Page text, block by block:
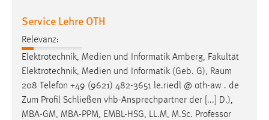
Service Lehre OTH
Relevanz:
Elektrotechnik, Medien und Informatik Amberg, Fakultät
Elektrotechnik, Medien und Informatik (Geb. G), Raum
208 Telefon +49 (9621) 482-3651 le.riedl @ oth-aw . de
Zum Profil Schließen vhb-Ansprechpartner der [...] D.),
MBA-GM, MBA-PPM, EMBL-HSG, LL.M, M.Sc. Professor